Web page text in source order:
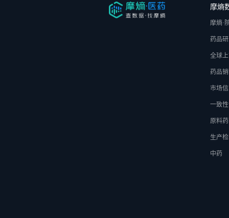
摩熵
摩熵·
药品
全球
药品
市场
一致
原料药
生产
中药